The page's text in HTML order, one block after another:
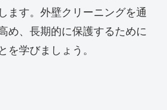
ます。外壁クリーニングを通
め、長期的に保護するために
を学びましょう。